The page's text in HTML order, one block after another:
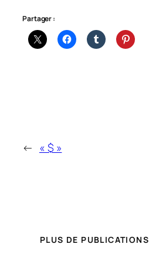
Partager :
← « $ »
PLUS DE PUBLICATIONS